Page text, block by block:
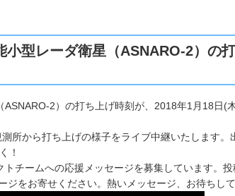
型レーダ衛星（ASNARO-2）の
2）の打ち上げ時刻が、2018年1月18日(
所から打ち上げの様子をライブ中継いたします。
！
チームへの応援メッセージを募集しています。
をお寄せください。熱いメッセージ、お待ちして